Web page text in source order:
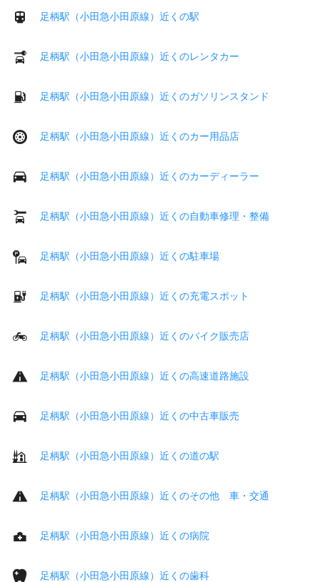
足柄駅（小田急小田原線）近くの駅
足柄駅（小田急小田原線）近くのレンタカー
足柄駅（小田急小田原線）近くのガソリンスタンド
足柄駅（小田急小田原線）近くのカー用品店
足柄駅（小田急小田原線）近くのカーディーラー
足柄駅（小田急小田原線）近くの自動車修理・整備
足柄駅（小田急小田原線）近くの駐車場
足柄駅（小田急小田原線）近くの充電スポット
足柄駅（小田急小田原線）近くのバイク販売店
足柄駅（小田急小田原線）近くの高速道路施設
足柄駅（小田急小田原線）近くの中古車販売
足柄駅（小田急小田原線）近くの道の駅
足柄駅（小田急小田原線）近くのその他 車・交通
足柄駅（小田急小田原線）近くの病院
足柄駅（小田急小田原線）近くの歯科